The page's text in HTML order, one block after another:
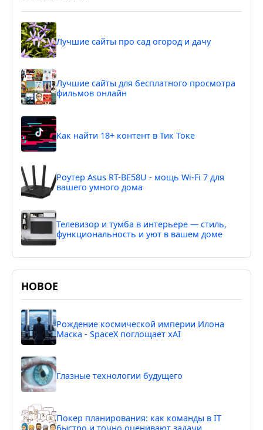
Лучшие сайты про сад огород и дачу
Лучшие сайты для бесплатного просмотра
фильмов онлайн
Как найти 18+ контент в Тик Токе
Роутер Asus RT-BE58U - мощь Wi-Fi 7 для
вашего умного дома
Телевизор и тумба в интерьере — стиль,
функциональность и уют в вашем доме
НОВОЕ
Рождение космической империи Илона
Маска - SpaceX поглощает xAI
Глазные технологии будущего
Покер планирования: как команды в IT